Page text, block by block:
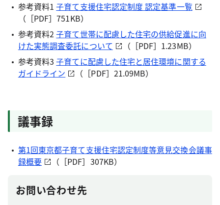
参考資料1子育て支援住宅認定制度 認定基準一覧
（［PDF］751KB）
参考資料2子育て世帯に配慮した住宅の供給促進に向
けた実態調査委託について
（［PDF］1.23MB）
参考資料3子育てに配慮した住宅と居住環境に関する
ガイドライン
（［PDF］21.09MB）
議事録
第1回東京都子育て支援住宅認定制度等意見交換会議事
録概要
（［PDF］307KB）
お問い合わせ先